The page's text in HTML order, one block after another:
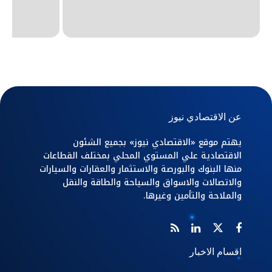
عن الاقتصادي نيوز
يهتم موقع «الاقتصادي نيوز» بجميع الشئون
الاقتصادية علي المستوي المحلي بمختلف القطاعات
منها البنوك والبورصة والاستثمار والعقارات والسيارات
والاتصالات والاسواق والسياحة والطاقة والنقل
والملاحة والتأمين وغيرها.
اقسام الاخبار